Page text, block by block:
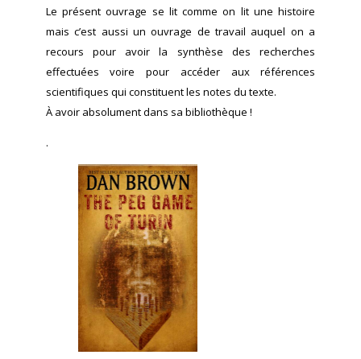
Le présent ouvrage se lit comme on lit une histoire
mais c’est aussi un ouvrage de travail auquel on a
recours pour avoir la synthèse des recherches
effectuées voire pour accéder aux références
scientifiques qui constituent les notes du texte.
À avoir absolument dans sa bibliothèque !
.